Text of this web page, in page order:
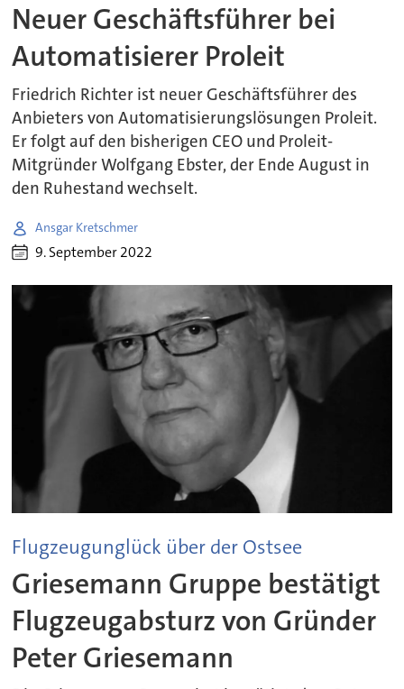
Neuer Geschäftsführer bei
Automatisierer Proleit
Friedrich Richter ist neuer Geschäftsführer des
Anbieters von Automatisierungslösungen Proleit.
Er folgt auf den bisherigen CEO und Proleit-
Mitgründer Wolfgang Ebster, der Ende August in
den Ruhestand wechselt.
Ansgar Kretschmer
9. September 2022
Flugzeugunglück über der Ostsee
Griesemann Gruppe bestätigt
Flugzeugabsturz von Gründer
Peter Griesemann